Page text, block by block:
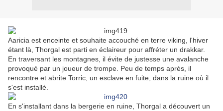
Aaricia est enceinte et souhaite accouché en terre viking, l'hiver
étant là, Thorgal est parti en éclaireur pour affréter un drakkar.
En traversant les montagnes, il évite de justesse une avalanche
provoqué par un joueur de trompe. Peu de temps après, il
rencontre et abrite Torric, un esclave en fuite, dans la ruine où il
s'est installé.
En s'installant dans la bergerie en ruine, Thorgal a découvert un